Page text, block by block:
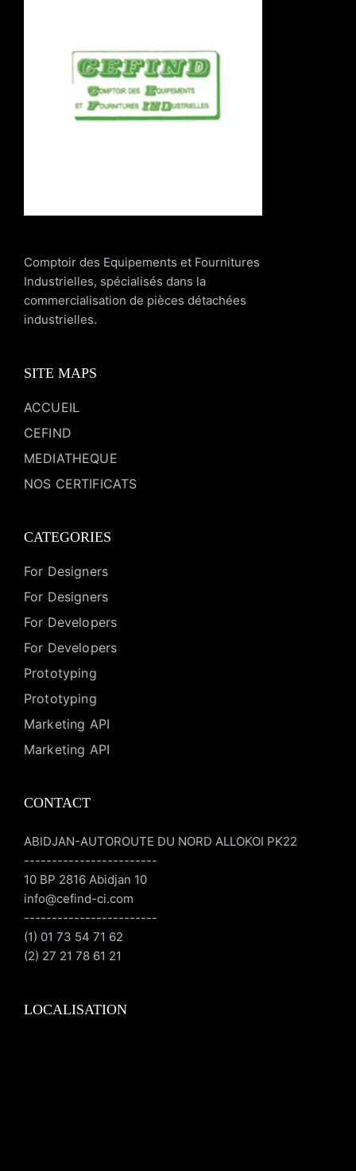
Comptoir des Equipements et Fournitures
Industrielles, spécialisés dans la
commercialisation de pièces détachées
industrielles.
SITE MAPS
ACCUEIL
CEFIND
MEDIATHEQUE
NOS CERTIFICATS
CATEGORIES
For Designers
For Designers
For Developers
For Developers
Prototyping
Prototyping
Marketing API
Marketing API
CONTACT
ABIDJAN-AUTOROUTE DU NORD ALLOKOI PK22
------------------------
10 BP 2816 Abidjan 10
info@cefind-ci.com
------------------------
(1) 01 73 54 71 62
(2) 27 21 78 61 21
LOCALISATION